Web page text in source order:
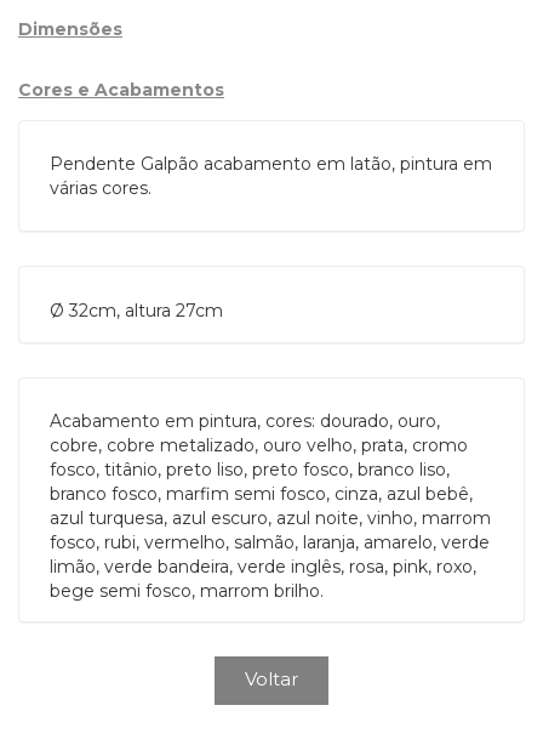
Dimensões
Cores e Acabamentos
Pendente Galpão acabamento em latão, pintura em
várias cores.
Ø 32cm, altura 27cm
Acabamento em pintura, cores: dourado, ouro,
cobre, cobre metalizado, ouro velho, prata, cromo
fosco, titânio, preto liso, preto fosco, branco liso,
branco fosco, marfim semi fosco, cinza, azul bebê,
azul turquesa, azul escuro, azul noite, vinho, marrom
fosco, rubi, vermelho, salmão, laranja, amarelo, verde
limão, verde bandeira, verde inglês, rosa, pink, roxo,
bege semi fosco, marrom brilho.
Voltar